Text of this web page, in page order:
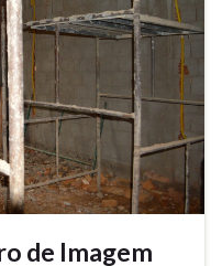
de Imagem